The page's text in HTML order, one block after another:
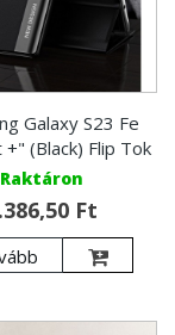
Galaxy S23 Fe
+" (Black) Flip Tok
Raktáron
Ft